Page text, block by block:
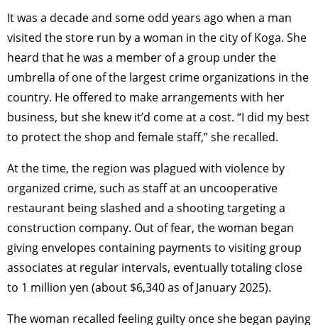
It was a decade and some odd years ago when a man
visited the store run by a woman in the city of Koga. She
heard that he was a member of a group under the
umbrella of one of the largest crime organizations in the
country. He offered to make arrangements with her
business, but she knew it’d come at a cost. “I did my best
to protect the shop and female staff,” she recalled.
At the time, the region was plagued with violence by
organized crime, such as staff at an uncooperative
restaurant being slashed and a shooting targeting a
construction company. Out of fear, the woman began
giving envelopes containing payments to visiting group
associates at regular intervals, eventually totaling close
to 1 million yen (about $6,340 as of January 2025).
The woman recalled feeling guilty once she began paying